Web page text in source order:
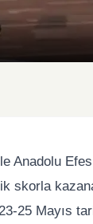
Anadolu
skorla
25 Mayıs